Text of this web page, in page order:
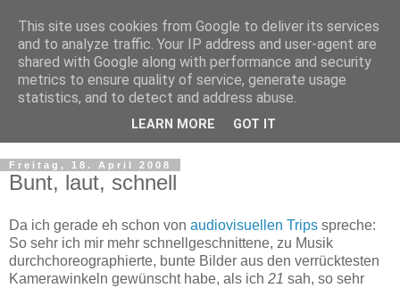
Freitag, 18. April 2008
Bunt, laut, schnell
Da ich gerade eh schon von audiovisuellen Trips spreche:
So sehr ich mir mehr schnellgeschnittene, zu Musik
durchchoreographierte, bunte Bilder aus den verrücktesten
Kamerawinkeln gewünscht habe, als ich 21 sah, so sehr
This site uses cookies from Google to deliver its services
and to analyze traffic. Your IP address and user-agent are
shared with Google along with performance and security
metrics to ensure quality of service, generate usage
statistics, and to detect and address abuse.
LEARN MORE GOT IT